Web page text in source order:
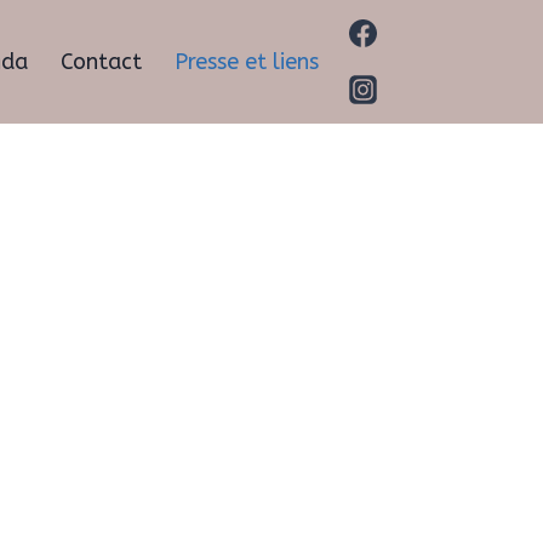
Contact Presse et liens